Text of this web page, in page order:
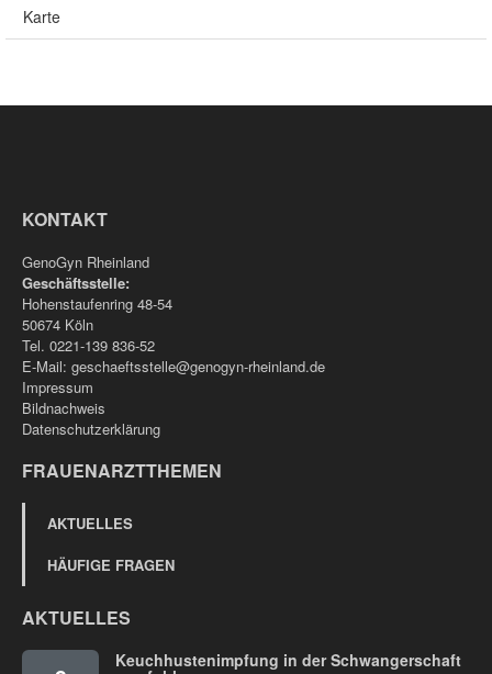
Karte
KONTAKT
GenoGyn Rheinland
Geschäftsstelle:
Hohenstaufenring 48-54
50674 Köln
Tel. 0221-139 836-52
E-Mail: geschaeftsstelle@genogyn-rheinland.de
Impressum
Bildnachweis
Datenschutzerklärung
FRAUENARZTTHEMEN
AKTUELLES
HÄUFIGE FRAGEN
AKTUELLES
Keuchhustenimpfung in der Schwangerschaft